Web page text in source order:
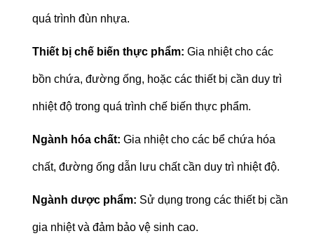
quá trình đùn nhựa.
Thiết bị chế biến thực phẩm: Gia nhiệt cho các
bồn chứa, đường ống, hoặc các thiết bị cần duy trì
nhiệt độ trong quá trình chế biến thực phẩm.
Ngành hóa chất: Gia nhiệt cho các bể chứa hóa
chất, đường ống dẫn lưu chất cần duy trì nhiệt độ.
Ngành dược phẩm: Sử dụng trong các thiết bị cần
gia nhiệt và đảm bảo vệ sinh cao.